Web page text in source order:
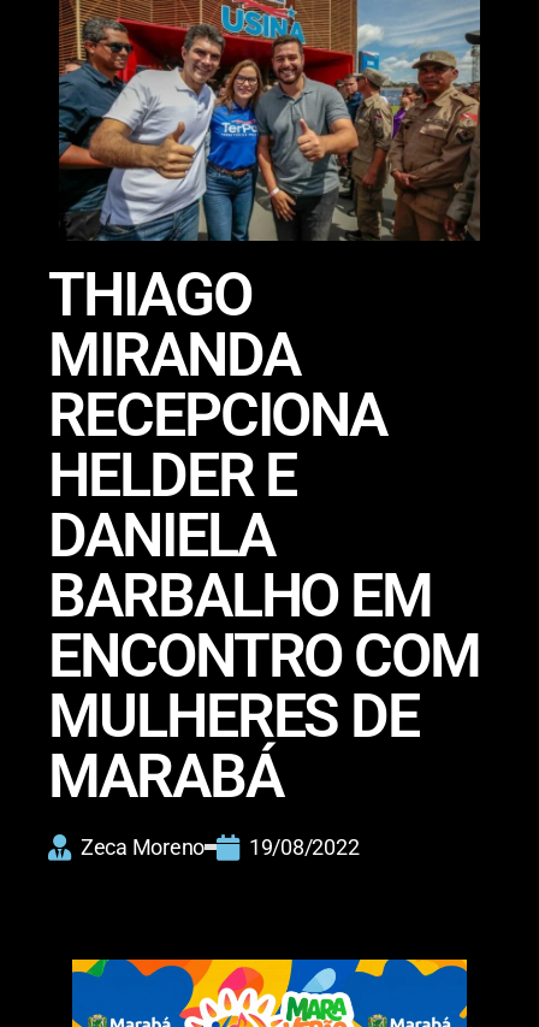
THIAGO
MIRANDA
RECEPCIONA
HELDER E
DANIELA
BARBALHO EM
ENCONTRO COM
MULHERES DE
MARABÁ
Zeca Moreno 19/08/2022